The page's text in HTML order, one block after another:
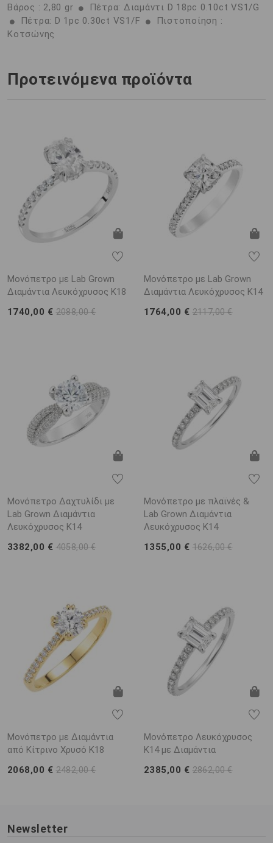
Βάρος : 2,80 gr
Πέτρα: Διαμάντι D 18pc 0.10ct VS1/G
Πέτρα: D 1pc 0.30ct VS1/F
Πιστοποίηση :
Κοτσώνης
Προτεινόμενα προϊόντα
Μονόπετρο με Lab Grown
Διαμάντια Λευκόχρυσος K18
1740,00 € 2088,00 €
Μονόπετρο με Lab Grown
Διαμάντια Λευκόχρυσος K14
1764,00 € 2117,00 €
Μονόπετρο Δαχτυλίδι με
Lab Grown Διαμάντια
Λευκόχρυσος K14
3382,00 € 4058,00 €
Μονόπετρο με πλαϊνές &
Lab Grown Διαμάντια
Λευκόχρυσος K14
1355,00 € 1626,00 €
Μονόπετρο με Διαμάντια
από Κίτρινο Χρυσό K18
2068,00 € 2482,00 €
Μονόπετρο Λευκόχρυσος
K14 με Διαμάντια
2385,00 € 2862,00 €
Newsletter